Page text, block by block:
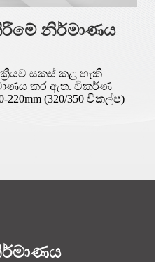
නිර්මාණය
සකස් කළ හැකි
කර ඇත. විකර්ණ
(320/350 විකල්ප)